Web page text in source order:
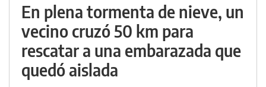
En plena tormenta de nieve, un
vecino cruzó 50 km para
rescatar a una embarazada que
quedó aislada